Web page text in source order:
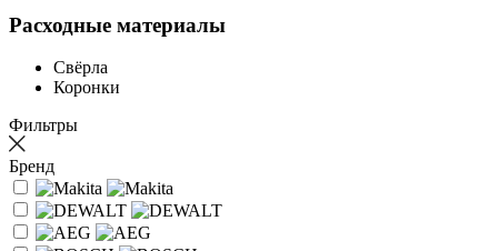
Расходные материалы
Свёрла
Коронки
Фильтры
Бренд